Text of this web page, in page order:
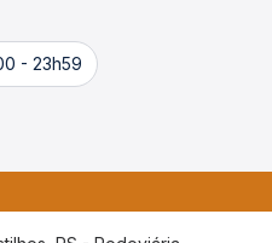
- 23h59